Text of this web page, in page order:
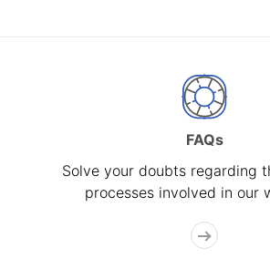
FAQs
Solve your doubts regarding
processes involved in our